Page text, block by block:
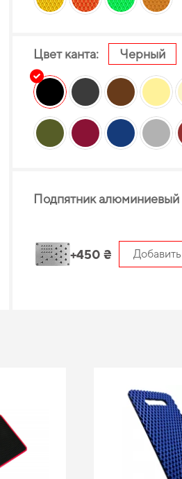
Цвет канта: Черный
Подпятник алюминиевый
+450 ₴ Добавить